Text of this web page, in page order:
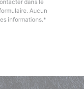
dans le
Aucun
informations.*